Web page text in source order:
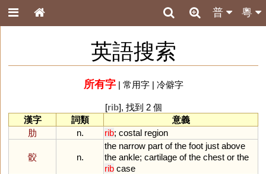
粵
普
英語搜索
所有字| 常用字| 冷僻字
[rib], 找到 2 個
漢字
詞類
意義
肋
n. rib; costal region
骹 n.
the narrow part of the foot just above
the ankle; cartilage of the chest or the
rib case